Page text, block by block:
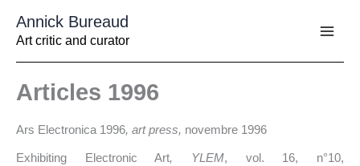
contenu
Annick Bureaud
Art critic and curator
Articles 1996
Ars Electronica 1996, art press, novembre 1996
Exhibiting Electronic Art, YLEM, vol. 16, n°10,